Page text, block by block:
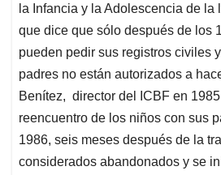
la Infancia y la Adolescencia de la
que dice que sólo después de los
pueden pedir sus registros civiles
padres no están autorizados a
Benítez, director del ICBF en
reencuentro de los niños con sus
1986, seis meses después de la
considerados abandonados y se